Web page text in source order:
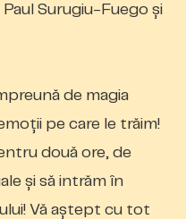
Surugiu-Fuego și
de magia
pe care le trăim!
două ore, de
și să intrăm în
Vă aștept cu tot